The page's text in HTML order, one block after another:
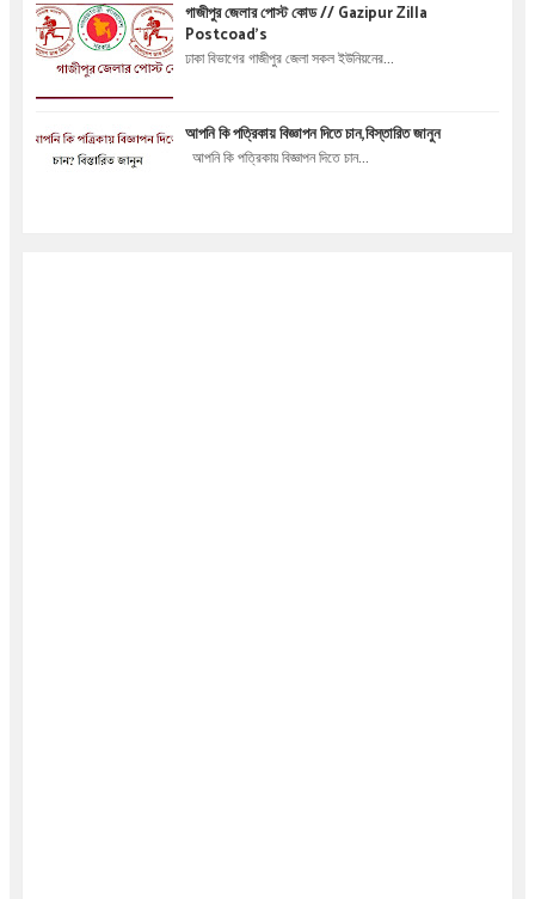
গাজীপুর জেলার পোস্ট কোড // Gazipur Zilla
Postcoad's
ঢাকা বিভাগের গাজীপুর জেলা সকল ইউনিয়নের...
আপনি কি পত্রিকায় বিজ্ঞাপন দিতে চান,বিস্তারিত জানুন
আপনি কি পত্রিকায় বিজ্ঞাপন দিতে চান...